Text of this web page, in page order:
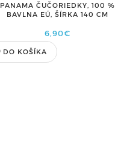
PANAMA ČUČORIEDKY, 100 %
BAVLNA EÚ, ŠÍRKA 140 CM
6,90€
DO KOŠÍKA